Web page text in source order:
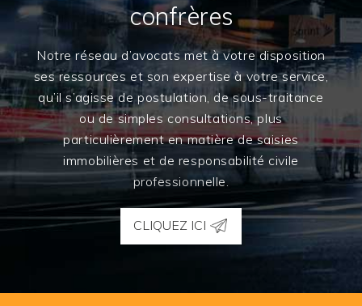
confrères
Notre réseau d’avocats met à votre disposition
ses ressources et son expertise à votre service,
qu’il s’agisse de postulation, de sous-traitance
ou de simples consultations, plus
particulièrement en matière de saisies
immobilières et de responsabilité civile
professionnelle.
CLIQUEZ ICI